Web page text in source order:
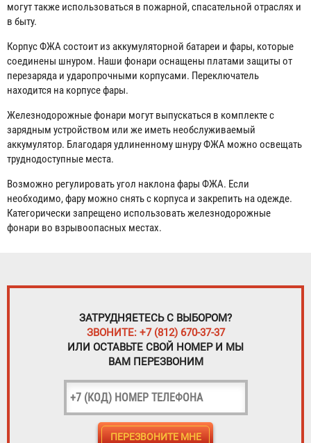
могут также использоваться в пожарной, спасательной отраслях и
в быту.
Корпус ФЖА состоит из аккумуляторной батареи и фары, которые
соединены шнуром. Наши фонари оснащены платами защиты от
перезаряда и ударопрочными корпусами. Переключатель
находится на корпусе фары.
Железнодорожные фонари могут выпускаться в комплекте с
зарядным устройством или же иметь необслуживаемый
аккумулятор. Благодаря удлиненному шнуру ФЖА можно освещать
труднодоступные места.
Возможно регулировать угол наклона фары ФЖА. Если
необходимо, фару можно снять с корпуса и закрепить на одежде.
Категорически запрещено использовать железнодорожные
фонари во взрывоопасных местах.
ЗАТРУДНЯЕТЕСЬ С ВЫБОРОМ?
ЗВОНИТЕ: +7 (812) 670-37-37
ИЛИ ОСТАВЬТЕ СВОЙ НОМЕР И МЫ
ВАМ ПЕРЕЗВОНИМ